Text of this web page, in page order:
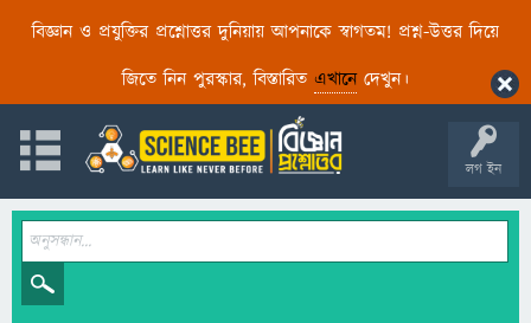
বিজ্ঞান ও প্রযুক্তির প্রশ্নোত্তর দুনিয়ায় আপনাকে স্বাগতম! প্রশ্ন-উত্তর দিয়ে
জিতে নিন পুরস্কার, বিস্তারিত এখানেদেখুন।
লগ ইন